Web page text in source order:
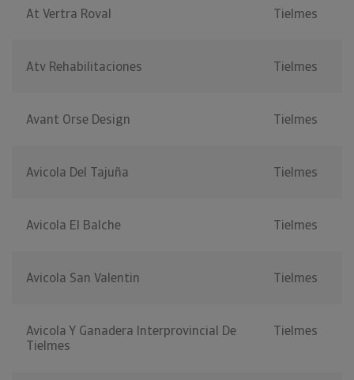
At Vertra Roval Tielmes
Atv Rehabilitaciones Tielmes
Avant Orse Design Tielmes
Avicola Del Tajuña Tielmes
Avicola El Balche Tielmes
Avicola San Valentin Tielmes
Avicola Y Ganadera Interprovincial De
Tielmes
Tielmes